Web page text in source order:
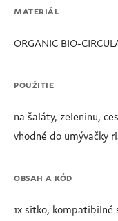
MATERIÁL
ORGANIC BIO-
POUŽITIE
na šaláty, zeleninu,
vhodné do umývačky
OBSAH A KÓD
1x sitko, kompatibilné